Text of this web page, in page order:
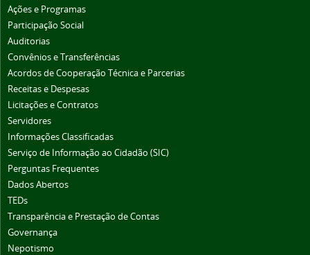
Ações e Programas
Participação Social
Auditorias
Convênios e Transferências
Acordos de Cooperação Técnica e Parcerias
Receitas e Despesas
Licitações e Contratos
Servidores
Informações Classificadas
Serviço de Informação ao Cidadão (SIC)
Perguntas Frequentes
Dados Abertos
TEDs
Transparência e Prestação de Contas
Governança
Nepotismo